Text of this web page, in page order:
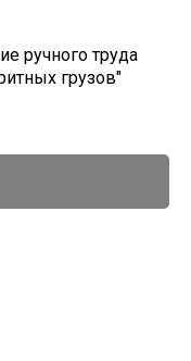
ручного труда
грузов"